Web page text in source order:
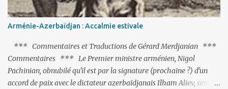
Arménie-Azerbaïdjan : Accalmie estivale
*** Commentaires et Traductions de Gérard Merdjanian ***
Commentaires *** Le Premier ministre arménien, Nigol
Pachinian, obnubilé qu'il est par la signature (prochaine ?) d'un
accord de paix avec le dictateur azerbaïdjanais Ilham Aliev, serait